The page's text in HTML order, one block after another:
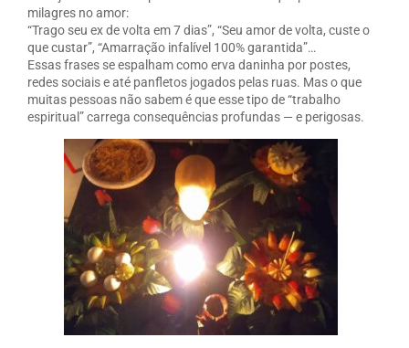
milagres no amor:
“Trago seu ex de volta em 7 dias”, “Seu amor de volta, custe o
que custar”, “Amarração infalível 100% garantida”…
Essas frases se espalham como erva daninha por postes,
redes sociais e até panfletos jogados pelas ruas. Mas o que
muitas pessoas não sabem é que esse tipo de “trabalho
espiritual” carrega consequências profundas — e perigosas.